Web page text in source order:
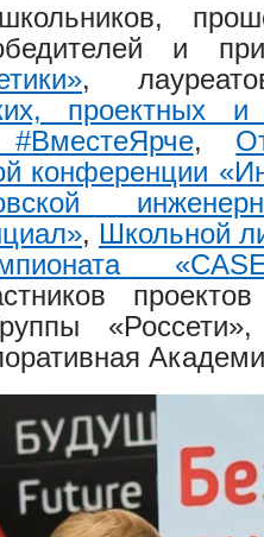
и
,
проектных и
,
конференции
, Школьной